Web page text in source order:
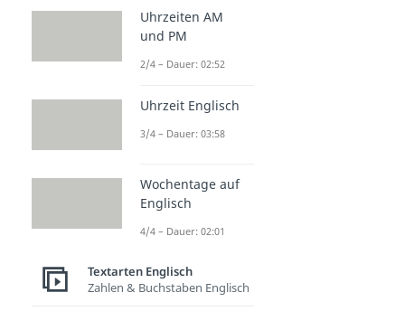
Uhrzeiten AM
und PM
2/4 – Dauer: 02:52
Uhrzeit Englisch
3/4 – Dauer: 03:58
Wochentage auf
Englisch
4/4 – Dauer: 02:01
Textarten Englisch
Zahlen & Buchstaben Englisch